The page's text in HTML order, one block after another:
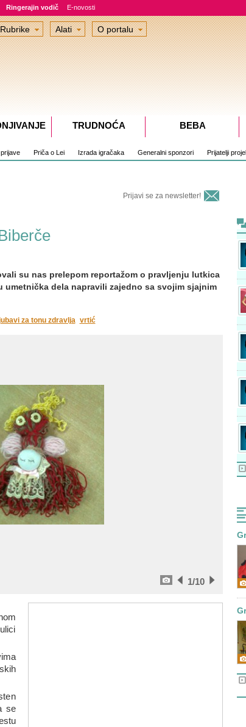
Ringerajin vodič E-novosti
Priča o Lei Izrada igračaka Generalni sponzori Prijatelji
Prijavi se za newsletter!
su nas prelepom reportažom o pravljenju lutkica
umetnička dela napravili zajedno sa svojim sjajnim
za tonu zdravlja vrtić
/10
1
se
Rubrike Alati O portalu
TRUDNOĆA BEBA